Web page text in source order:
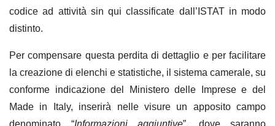
codice ad attività sin qui classificate dall’ISTAT in modo
distinto.
Per compensare questa perdita di dettaglio e per facilitare
la creazione di elenchi e statistiche, il sistema camerale, su
conforme indicazione del Ministero delle Imprese e del
Made in Italy, inserirà nelle visure un apposito campo
denominato “Informazioni aggiuntive”, dove saranno